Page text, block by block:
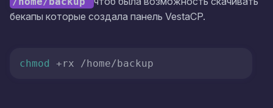
бекапы которые создала панель VestaCP.
chmod +rx /home/backup